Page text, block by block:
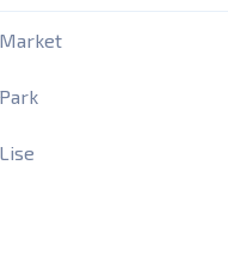
Market
Park
Lise